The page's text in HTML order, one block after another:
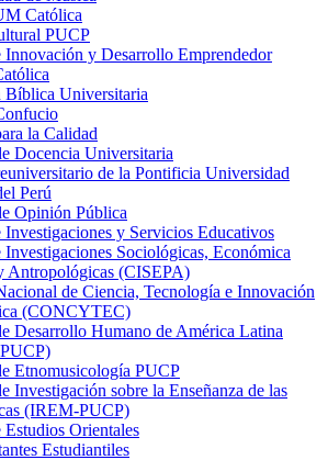
Católica
PUCP
Innovación y Desarrollo Emprendedor
Bíblica Universitaria
la Calidad
Docencia Universitaria
de la Pontificia Universidad
Perú
Opinión Pública
Investigaciones y Servicios Educativos
Investigaciones Sociológicas, Económica
Antropológicas (CISEPA)
de Ciencia, Tecnología e Innovación
(CONCYTEC)
Desarrollo Humano de América Latina
Etnomusicología PUCP
Investigación sobre la Enseñanza de las
(IREM-PUCP)
Estudios Orientales
Estudiantiles